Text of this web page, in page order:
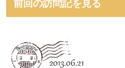
前回の訪問記を見る